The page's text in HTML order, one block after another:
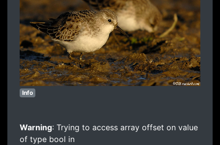
Info
Warning: Trying to access array offset on value
of type bool in